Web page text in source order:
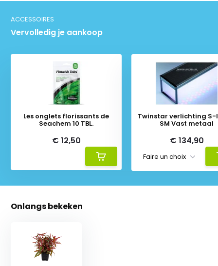
ACCESSOIRES
Vervolledig je aankoop
Les onglets florissants de
Seachem 10 TBL.
€ 12,50
Twinstar verlichting S-
SM Vast metaal
€ 134,90
Onlangs bekeken